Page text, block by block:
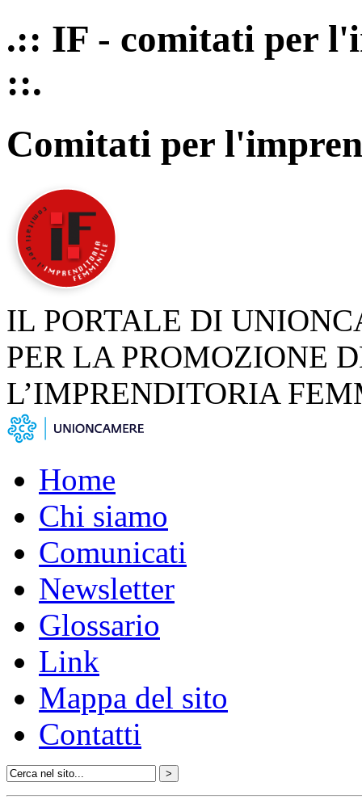
.:: IF - comitati per
::.
Comitati per
IL PORTALE DI
PER LA PROMOZIONE
L’IMPRENDITORIA
Home
Chi siamo
Comunicati
Newsletter
Glossario
Link
Mappa del sito
Contatti